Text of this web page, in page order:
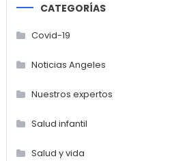
CATEGORÍAS
Covid-19
Noticias Angeles
Nuestros expertos
Salud infantil
Salud y vida